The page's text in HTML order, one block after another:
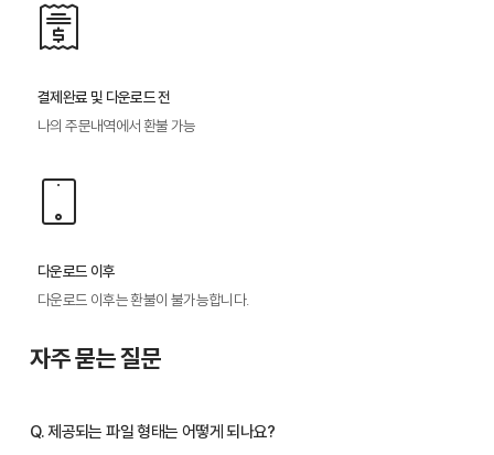
결제완료 및 다운로드 전
나의 주문내역에서 환불 가능
다운로드 이후
다운로드 이후는 환불이 불가능합니다.
자주 묻는 질문
Q. 제공되는 파일 형태는 어떻게 되나요?